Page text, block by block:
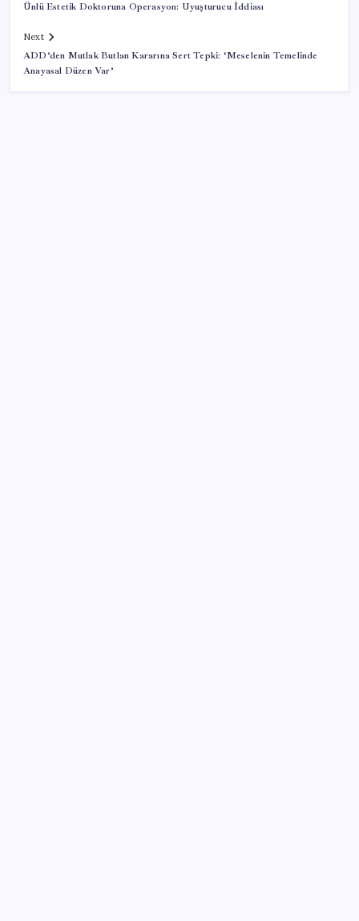
Ünlü Estetik Doktoruna Operasyon: Uyuşturucu İddiası
Next
ADD’den Mutlak Butlan Kararına Sert Tepki: ‘Meselenin Temelinde
Anayasal Düzen Var’